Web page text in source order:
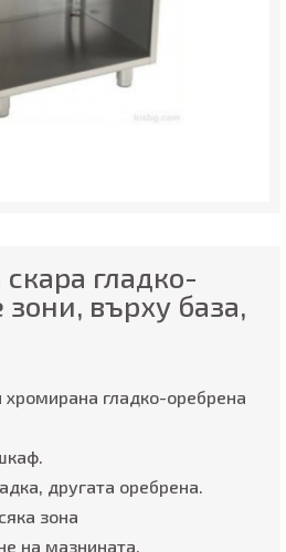
гладко-
върху база,
хромирана гладко-оребрена
другата оребрена.
зона
на мазнината.